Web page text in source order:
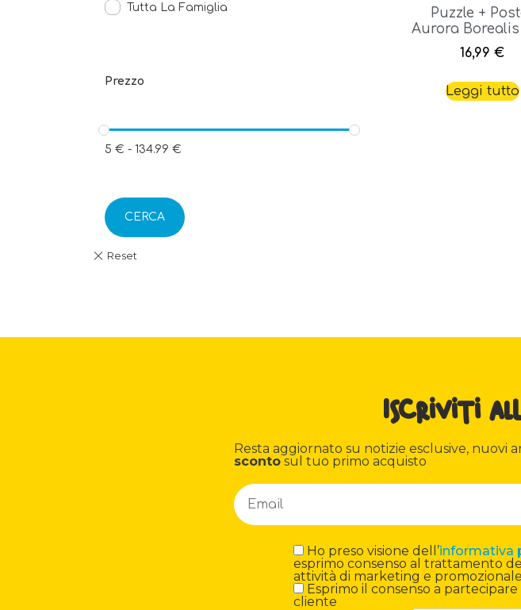
Tutta La Famiglia
Prezzo
5 € - 134.99 €
CERCA
Puzzle +
Aurora Borealis
16,99€
Leggi tutto
Iscriviti
Resta aggiornato su notizie esclusive, nuovi
sconto sul tuo primo acquisto
Ho preso visione dell’informativa
esprimo consenso al trattamento
attività di marketing e promozionale
Esprimo il consenso a
cliente